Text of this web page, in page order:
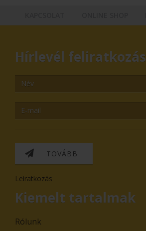
Hírlevél feliratkozás
TOVÁBB
Leiratkozás
Kiemelt tartalmak
Rólunk